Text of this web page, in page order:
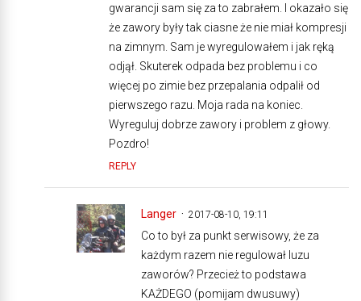
gwarancji sam się za to zabrałem. I okazało się
że zawory były tak ciasne że nie miał kompresji
na zimnym. Sam je wyregulowałem i jak ręką
odjął. Skuterek odpada bez problemu i co
więcej po zimie bez przepalania odpalił od
pierwszego razu. Moja rada na koniec.
Wyreguluj dobrze zawory i problem z głowy.
Pozdro!
REPLY
Langer 2017-08-10, 19:11
Co to był za punkt serwisowy, że za
każdym razem nie regulował luzu
zaworów? Przecież to podstawa
KAŻDEGO (pomijam dwusuwy)